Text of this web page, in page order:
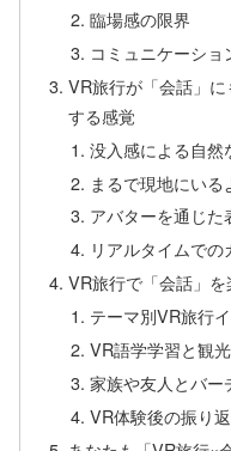
臨場感の限界
コミュニケーショ
VR旅行が「会話」
する感覚
没入感による自然
まるで現地にい
アバターを通じた
リアルタイムで
VR旅行で「会話」
テーマ別VR旅行
VR語学学習と観
家族や友人とバー
VR体験後の振り